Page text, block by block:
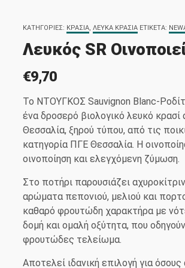
ΚΑΤΗΓΟΡΊΕΣ: ΚΡΑΣΙΆ, ΛΕΥΚΆ ΚΡΑΣΙΆ ΕΤΙΚΈΤΑ:
Λευκός SR
€9,70
Το ΝΤΟΥΓΚΟΣ Sauvignon Blanc-
ένα δροσερό βιολογικό λευκό
Θεσσαλία, ξηρού τύπου, από τις
κατηγορία ΠΓΕ Θεσσαλία. Η
οινοποίηση και ελεγχόμενη ζύμωση.
Στο ποτήρι παρουσιάζει
αρώματα πεπονιού, μελιού και
καθαρό φρουτώδη χαρακτήρα με
δομή και ομαλή οξύτητα, που
φρουτώδες τελείωμα.
Αποτελεί ιδανική επιλογή για